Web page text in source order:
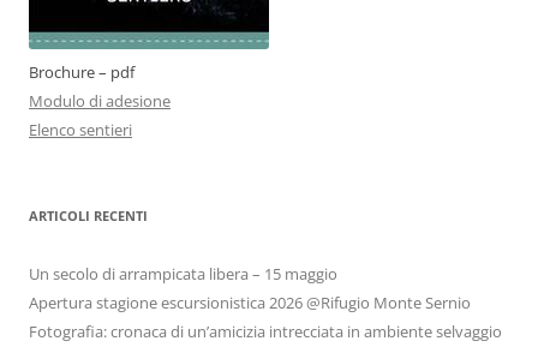
Brochure – pdf
Modulo di adesione
Elenco sentieri
ARTICOLI RECENTI
Un secolo di arrampicata libera – 15 maggio
Apertura stagione escursionistica 2026 @Rifugio Monte Sernio
Fotografia: cronaca di un’amicizia intrecciata in ambiente selvaggio